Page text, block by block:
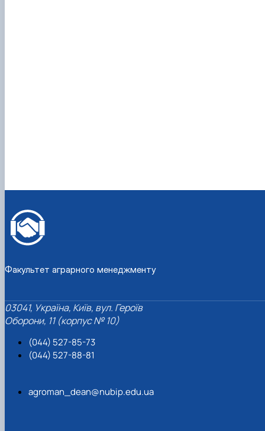
Факультет аграрного менеджменту
03041, Україна, Київ, вул. Героїв
Оборони, 11 (корпус № 10)
(044) 527-85-73
(044) 527-88-81
agroman_dean@nubip.edu.ua